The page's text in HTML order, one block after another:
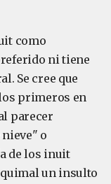
como
ni tiene
Se cree que
primeros en
parecer
o
de los inuit
un insulto